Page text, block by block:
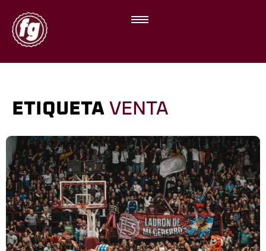
ETIQUETA VENTA